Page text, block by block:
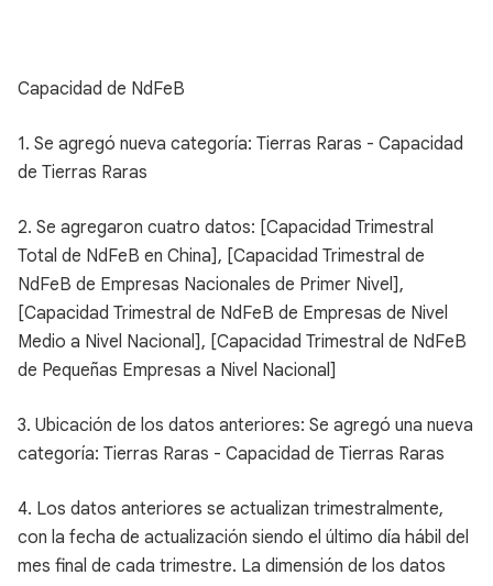
Capacidad de NdFeB
1. Se agregó nueva categoría: Tierras Raras - Capacidad
de Tierras Raras
2. Se agregaron cuatro datos: [Capacidad Trimestral
Total de NdFeB en China], [Capacidad Trimestral de
NdFeB de Empresas Nacionales de Primer Nivel],
[Capacidad Trimestral de NdFeB de Empresas de Nivel
Medio a Nivel Nacional], [Capacidad Trimestral de NdFeB
de Pequeñas Empresas a Nivel Nacional]
3. Ubicación de los datos anteriores: Se agregó una nueva
categoría: Tierras Raras - Capacidad de Tierras Raras
4. Los datos anteriores se actualizan trimestralmente,
con la fecha de actualización siendo el último día hábil del
mes final de cada trimestre. La dimensión de los datos